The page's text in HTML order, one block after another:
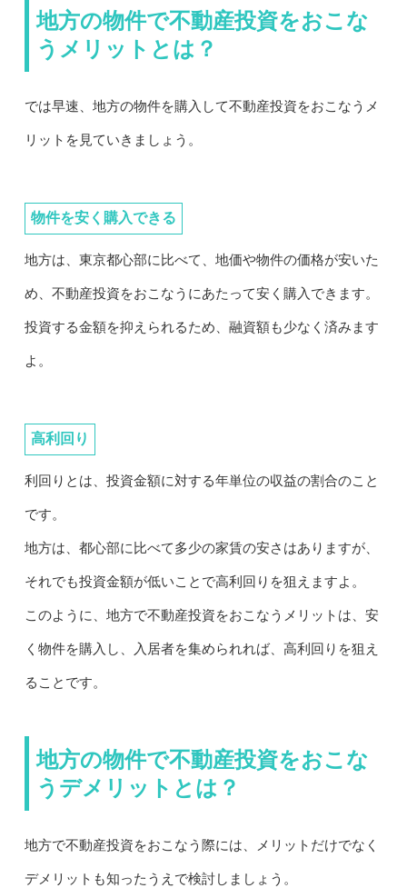
地方の物件で不動産投資をおこな
うメリットとは？
では早速、地方の物件を購入して不動産投資をおこなうメ
リットを見ていきましょう。
物件を安く購入できる
地方は、東京都心部に比べて、地価や物件の価格が安いた
め、不動産投資をおこなうにあたって安く購入できます。
投資する金額を抑えられるため、融資額も少なく済みます
よ。
高利回り
利回りとは、投資金額に対する年単位の収益の割合のこと
です。
地方は、都心部に比べて多少の家賃の安さはありますが、
それでも投資金額が低いことで高利回りを狙えますよ。
このように、地方で不動産投資をおこなうメリットは、安
く物件を購入し、入居者を集められれば、高利回りを狙え
ることです。
地方の物件で不動産投資をおこな
うデメリットとは？
地方で不動産投資をおこなう際には、メリットだけでなく
デメリットも知ったうえで検討しましょう。